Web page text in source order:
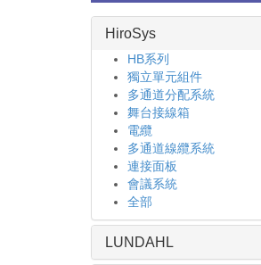
HiroSys
HB系列
獨立單元組件
多通道分配系統
舞台接線箱
電纜
多通道線纜系統
連接面板
會議系統
全部
LUNDAHL